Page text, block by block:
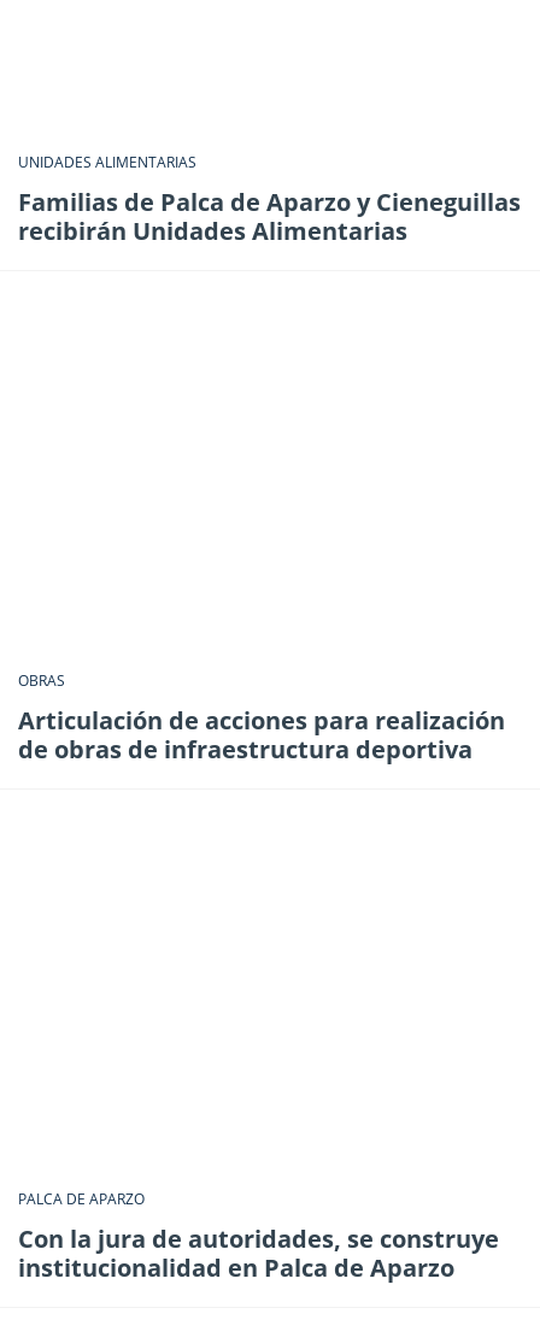
UNIDADES ALIMENTARIAS
Familias de Palca de Aparzo y Cieneguillas
recibirán Unidades Alimentarias
OBRAS
Articulación de acciones para realización
de obras de infraestructura deportiva
PALCA DE APARZO
Con la jura de autoridades, se construye
institucionalidad en Palca de Aparzo